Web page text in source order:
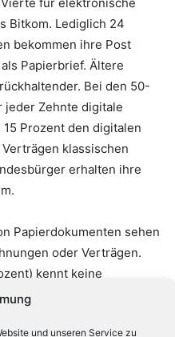
und unseren Service zu
Bitkom. Lediglich 24
bekommen ihre Post
Papierbrief. Ältere
Bei den 50-
Zehnte digitale
Prozent den digitalen
klassischen
erhalten ihre
Papierdokumenten sehen
oder Verträgen.
kennt keine
Dokumente. Auch
wichtige Rolle. Jeder